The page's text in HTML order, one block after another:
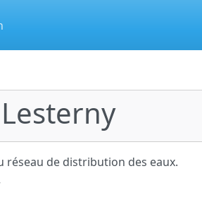
réseau de distribution des eaux.